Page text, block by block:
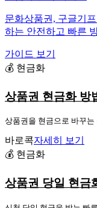
문화상품권, 구글기
하는 안전하고 빠른
가이드 보기
💰 현금화
상품권 현금화 방
상품권을 현금으로 바꾸는
바로콕자세히 보기
💰 현금화
상품권 당일 현금